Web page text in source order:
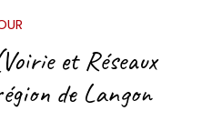
et Réseaux
de Langon